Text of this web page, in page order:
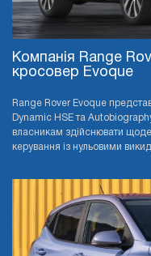
Компанія Range
кросовер Evoque
Range Rover Evoque
Dynamic HSE та
власникам здійснювати
керування із нульовими